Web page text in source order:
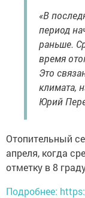
«В
период
раньше.
время
Это
климата,
Юрий
Отопительный
апреля, когда
отметку в 8
Подробнее: